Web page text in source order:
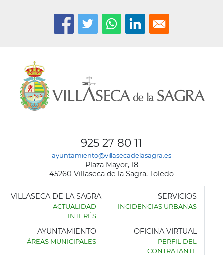
925 27 80 11
ayuntamiento@villasecadelasagra.es
Plaza Mayor, 18
45260 Villaseca de la Sagra, Toledo
AYUNTAMIENTO
VILLASECA DE LA SAGRA
ACTUALIDAD
INTERÉS
SERVICIOS
INCIDENCIAS URBANAS
AYUNTAMIENTO
ÁREAS MUNICIPALES
OFICINA VIRTUAL
PERFIL DEL
CONTRATANTE